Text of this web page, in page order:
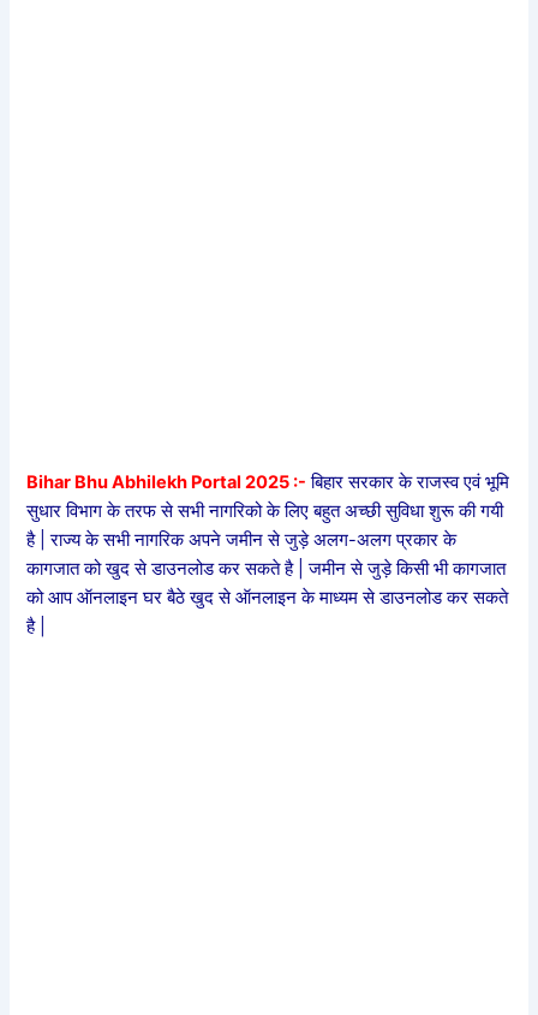
Bihar Bhu Abhilekh Portal 2025 :- बिहार सरकार के राजस्व एवं भूमि
सुधार विभाग के तरफ से सभी नागरिको के लिए बहुत अच्छी सुविधा शुरू की गयी
है | राज्य के सभी नागरिक अपने जमीन से जुड़े अलग-अलग प्रकार के
कागजात को खुद से डाउनलोड कर सकते है | जमीन से जुड़े किसी भी कागजात
को आप ऑनलाइन घर बैठे खुद से ऑनलाइन के माध्यम से डाउनलोड कर सकते
है |